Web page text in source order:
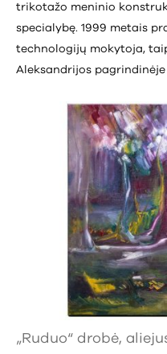
trikotažo meninio
specialybę. 1999 metais
technologijų mokytoja,
Aleksandrijos pagrindinėje
„Ruduo“ drobė,